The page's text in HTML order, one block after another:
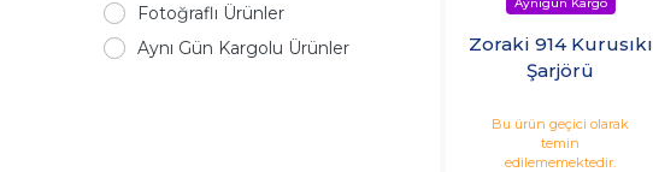
Fotoğraflı Ürünler
Aynı Gün Kargolu Ürünler
Zoraki 914 Kurusıkı
Şarjörü
Bu ürün geçici olarak
temin
edilememektedir.